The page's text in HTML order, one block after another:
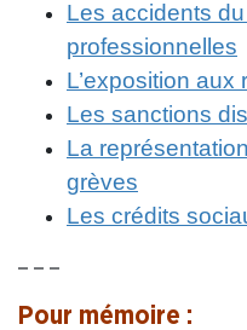
Les accidents
professionnelles
L’exposition
Les sanctions
La
grèves
Les crédits
– – –
Pour mémoire :